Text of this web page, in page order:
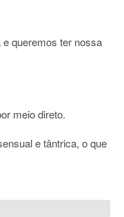
queremos ter nossa
meio direto.
e tântrica, o que